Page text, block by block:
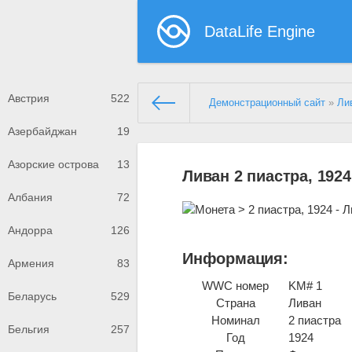
DataLife Engine
Австрия 522
Азербайджан 19
Азорские острова 13
Албания 72
Андорра 126
Армения 83
Беларусь 529
Бельгия 257
Демонстрационный сайт »
Ливан 2 пиастра, 1924
Информация:
WWC номер
KM# 1
Страна
Ливан
Номинал
2 пиастра
Год
1924